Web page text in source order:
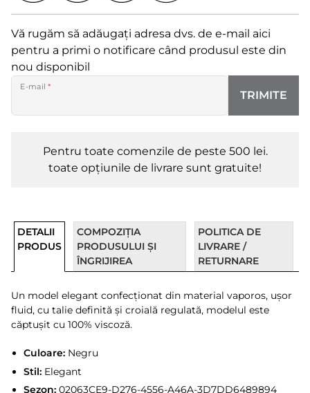
Vă rugăm să adăugați adresa dvs. de e-mail aici
pentru a primi o notificare când produsul este din
nou disponibil
E-mail*
TRIMITE
Pentru toate comenzile de peste 500 lei.
toate opțiunile de livrare sunt gratuite!
DETALII
PRODUS
COMPOZIȚIA
PRODUSULUI ȘI
ÎNGRIJIREA
POLITICA DE
LIVRARE /
RETURNARE
Un model elegant confecționat din material vaporos, ușor
fluid, cu talie definită și croială regulată, modelul este
căptușit cu 100% viscoză.
Culoare:Negru
Stil:Elegant
Sezon:02063CE9-D276-4556-A46A-3D7DD6489894